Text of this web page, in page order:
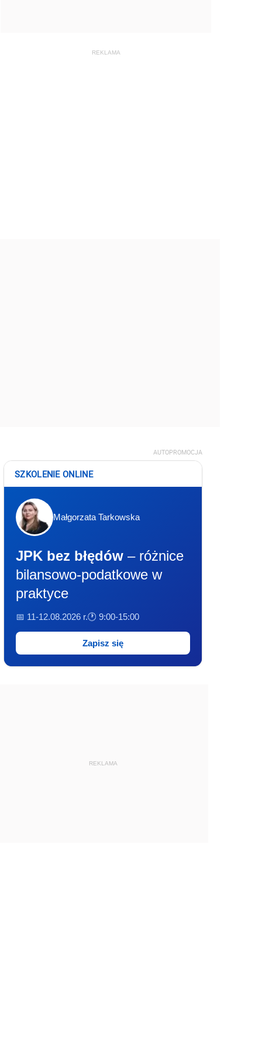
AUTOPROMOCJA
SZKOLENIE ONLINE
Małgorzata Tarkowska
JPK bez błędów – różnice
bilansowo-podatkowe w
praktyce
📅 11-12.08.2026 r.🕐 9:00-15:00
Zapisz się
REKLAMA